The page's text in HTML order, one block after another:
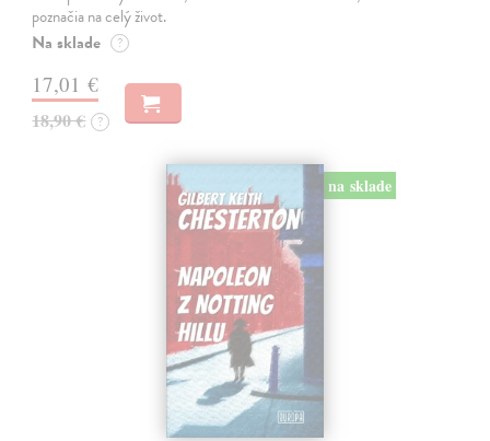
poznačia na celý život.
Na sklade ?
17,01 €
18,90 € ?
na sklade